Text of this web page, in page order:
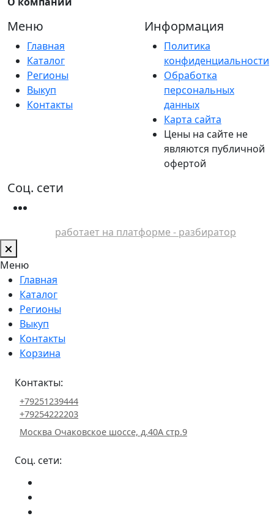
Меню
Главная
Каталог
Регионы
Выкуп
Контакты
Информация
Политика
конфиденциальности
Обработка
персональных
данных
Карта сайта
Цены на сайте не
являются публичной
офертой
Соц. сети
работает на платформе - разбиратор
Меню
Главная
Каталог
Регионы
Выкуп
Контакты
Корзина
Контакты:
+79251239444
+79254222203
Москва Очаковское шоссе, д.40А стр.9
Соц. сети: